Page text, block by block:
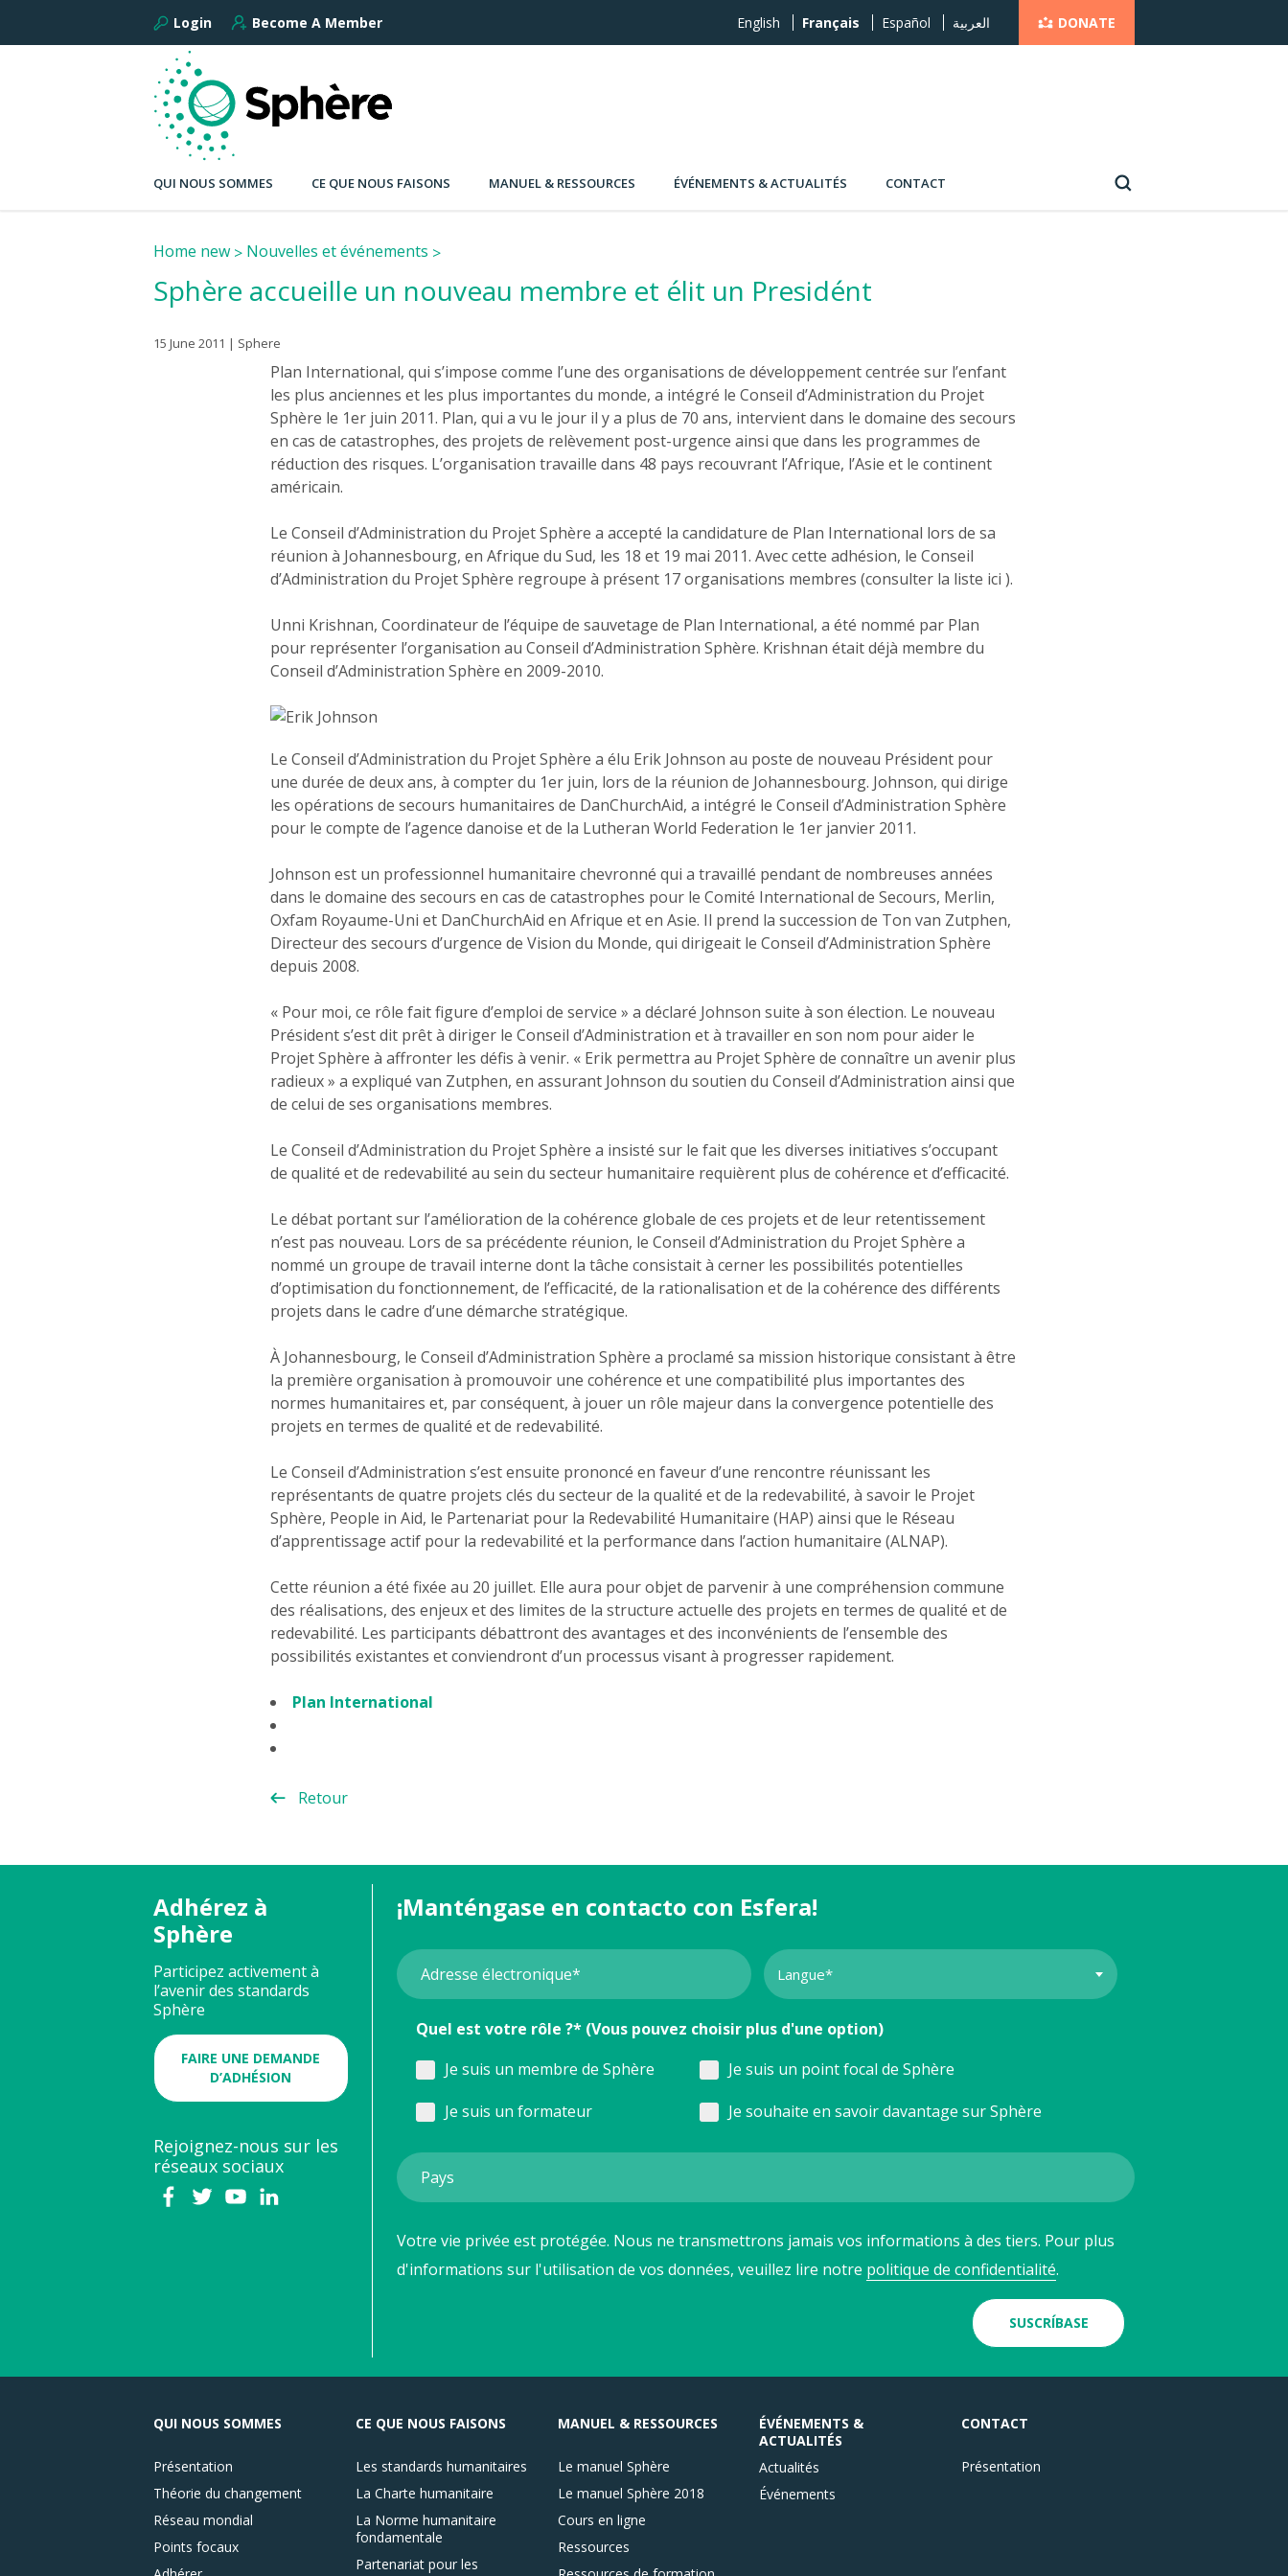
Login Become A Member English Français Español العربية DONATE
QUI NOUS SOMMES CE QUE NOUS FAISONS MANUEL & RESSOURCES ÉVÉNEMENTS & ACTUALITÉS CONTACT
Home new Nouvelles et événements
Sphère accueille un nouveau membre et élit un Presidént
15 June 2011 | Sphere
Plan International, qui s’impose comme l’une des organisations de développement centrée sur l’enfant
les plus anciennes et les plus importantes du monde, a intégré le Conseil d’Administration du Projet
Sphère le 1er juin 2011. Plan, qui a vu le jour il y a plus de 70 ans, intervient dans le domaine des secours
en cas de catastrophes, des projets de relèvement post-urgence ainsi que dans les programmes de
réduction des risques. L’organisation travaille dans 48 pays recouvrant l’Afrique, l’Asie et le continent
américain.
Le Conseil d’Administration du Projet Sphère a accepté la candidature de Plan International lors de sa
réunion à Johannesbourg, en Afrique du Sud, les 18 et 19 mai 2011. Avec cette adhésion, le Conseil
d’Administration du Projet Sphère regroupe à présent 17 organisations membres (consulter la liste ici ).
Unni Krishnan, Coordinateur de l’équipe de sauvetage de Plan International, a été nommé par Plan
pour représenter l’organisation au Conseil d’Administration Sphère. Krishnan était déjà membre du
Conseil d’Administration Sphère en 2009-2010.
Le Conseil d’Administration du Projet Sphère a élu Erik Johnson au poste de nouveau Président pour
une durée de deux ans, à compter du 1er juin, lors de la réunion de Johannesbourg. Johnson, qui dirige
les opérations de secours humanitaires de DanChurchAid, a intégré le Conseil d’Administration Sphère
pour le compte de l’agence danoise et de la Lutheran World Federation le 1er janvier 2011.
Johnson est un professionnel humanitaire chevronné qui a travaillé pendant de nombreuses années
dans le domaine des secours en cas de catastrophes pour le Comité International de Secours, Merlin,
Oxfam Royaume-Uni et DanChurchAid en Afrique et en Asie. Il prend la succession de Ton van Zutphen,
Directeur des secours d’urgence de Vision du Monde, qui dirigeait le Conseil d’Administration Sphère
depuis 2008.
« Pour moi, ce rôle fait figure d’emploi de service » a déclaré Johnson suite à son élection. Le nouveau
Président s’est dit prêt à diriger le Conseil d’Administration et à travailler en son nom pour aider le
Projet Sphère à affronter les défis à venir. « Erik permettra au Projet Sphère de connaître un avenir plus
radieux » a expliqué van Zutphen, en assurant Johnson du soutien du Conseil d’Administration ainsi que
de celui de ses organisations membres.
Le Conseil d’Administration du Projet Sphère a insisté sur le fait que les diverses initiatives s’occupant
de qualité et de redevabilité au sein du secteur humanitaire requièrent plus de cohérence et d’efficacité.
Le débat portant sur l’amélioration de la cohérence globale de ces projets et de leur retentissement
n’est pas nouveau. Lors de sa précédente réunion, le Conseil d’Administration du Projet Sphère a
nommé un groupe de travail interne dont la tâche consistait à cerner les possibilités potentielles
d’optimisation du fonctionnement, de l’efficacité, de la rationalisation et de la cohérence des différents
projets dans le cadre d’une démarche stratégique.
À Johannesbourg, le Conseil d’Administration Sphère a proclamé sa mission historique consistant à être
la première organisation à promouvoir une cohérence et une compatibilité plus importantes des
normes humanitaires et, par conséquent, à jouer un rôle majeur dans la convergence potentielle des
projets en termes de qualité et de redevabilité.
Le Conseil d’Administration s’est ensuite prononcé en faveur d’une rencontre réunissant les
représentants de quatre projets clés du secteur de la qualité et de la redevabilité, à savoir le Projet
Sphère, People in Aid, le Partenariat pour la Redevabilité Humanitaire (HAP) ainsi que le Réseau
d’apprentissage actif pour la redevabilité et la performance dans l’action humanitaire (ALNAP).
Cette réunion a été fixée au 20 juillet. Elle aura pour objet de parvenir à une compréhension commune
des réalisations, des enjeux et des limites de la structure actuelle des projets en termes de qualité et de
redevabilité. Les participants débattront des avantages et des inconvénients de l’ensemble des
possibilités existantes et conviendront d’un processus visant à progresser rapidement.
Plan International
Retour
Adhérez à
Sphère
Participez activement à
l’avenir des standards
Sphère
FAIRE UNE DEMANDE
D’ADHÉSION
Rejoignez-nous sur les
réseaux sociaux
¡Manténgase en contacto con Esfera!
Quel est votre rôle ?* (Vous pouvez choisir plus d'une option)
Je suis un membre de Sphère
Je suis un point focal de Sphère
Je suis un formateur
Je souhaite en savoir davantage sur Sphère
Votre vie privée est protégée. Nous ne transmettrons jamais vos informations à des tiers. Pour plus
d'informations sur l'utilisation de vos données, veuillez lire notre politique de confidentialité.
SUSCRÍBASE
QUI NOUS SOMMES
Présentation
Théorie du changement
Réseau mondial
Points focaux
CE QUE NOUS FAISONS
Les standards humanitaires
La Charte humanitaire
La Norme humanitaire
fondamentale
Partenariat pour les
MANUEL & RESSOURCES
Le manuel Sphère
Le manuel Sphère 2018
Cours en ligne
Ressources
ÉVÉNEMENTS &
ACTUALITÉS
Actualités
Événements
CONTACT
Présentation